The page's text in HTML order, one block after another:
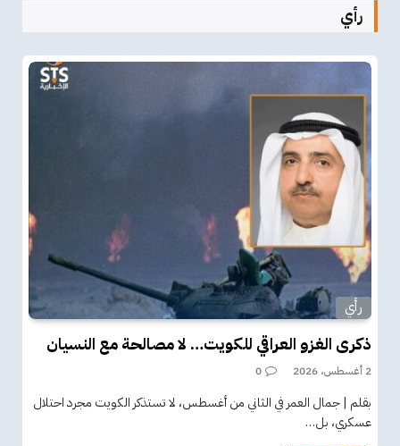
رأي
رأي
ذكرى الغزو العراقي للكويت… لا مصالحة مع النسيان
2 أغسطس، 2026 0
بقلم | جمال العمر في الثاني من أغسطس، لا تستذكر الكويت مجرد احتلال
عسكري، بل…